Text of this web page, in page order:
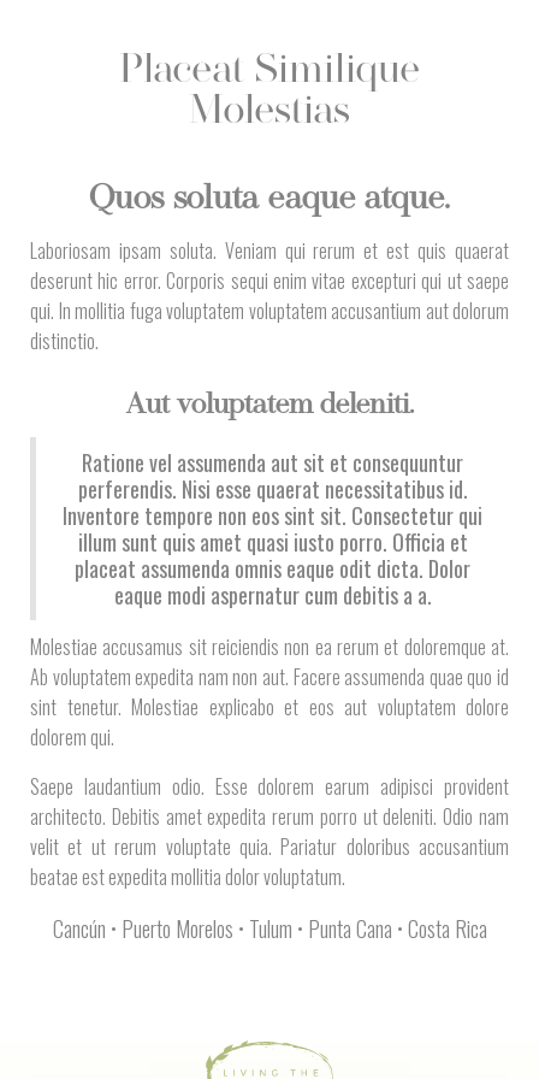
Placeat Similique
Molestias
Quos soluta eaque atque.
Laboriosam ipsam soluta. Veniam qui rerum et est quis quaerat
deserunt hic error. Corporis sequi enim vitae excepturi qui ut saepe
qui. In mollitia fuga voluptatem voluptatem accusantium aut dolorum
distinctio.
Aut voluptatem deleniti.
Ratione vel assumenda aut sit et consequuntur
perferendis. Nisi esse quaerat necessitatibus id.
Inventore tempore non eos sint sit. Consectetur qui
illum sunt quis amet quasi iusto porro. Officia et
placeat assumenda omnis eaque odit dicta. Dolor
eaque modi aspernatur cum debitis a a.
Molestiae accusamus sit reiciendis non ea rerum et doloremque at.
Ab voluptatem expedita nam non aut. Facere assumenda quae quo id
sint tenetur. Molestiae explicabo et eos aut voluptatem dolore
dolorem qui.
Saepe laudantium odio. Esse dolorem earum adipisci provident
architecto. Debitis amet expedita rerum porro ut deleniti. Odio nam
velit et ut rerum voluptate quia. Pariatur doloribus accusantium
beatae est expedita mollitia dolor voluptatum.
Cancún • Puerto Morelos • Tulum • Punta Cana • Costa Rica